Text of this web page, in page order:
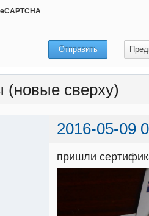
(новые сверху)
2016-05-09
пришли